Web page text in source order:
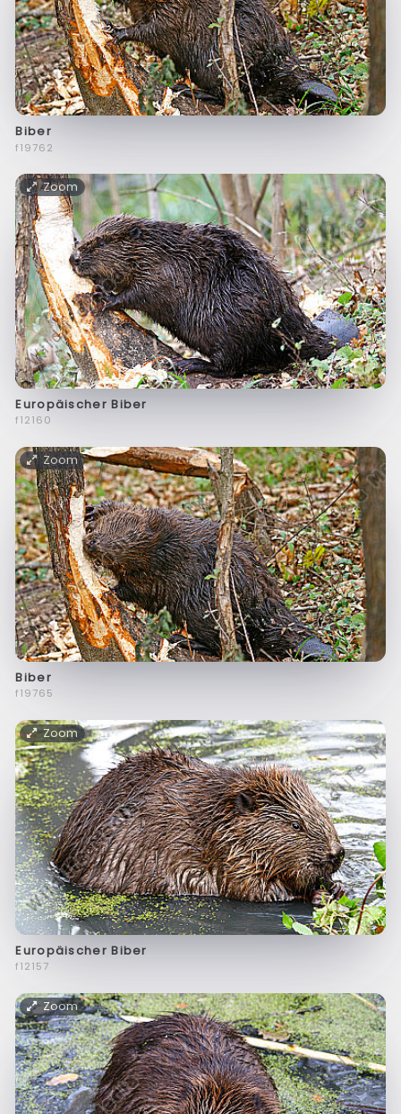
Biber
f19762
Zoom
Europäischer Biber
f12160
Zoom
Biber
f19765
Zoom
Europäischer Biber
f12157
Zoom